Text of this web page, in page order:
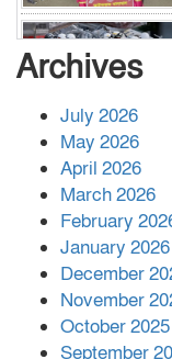
Archives
July 2026
May 2026
April 2026
March 2026
February
January 2026
December
November
October 2025
September